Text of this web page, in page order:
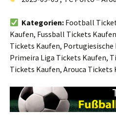
Kategorien: Football
Kaufen, Fussball Tickets
Tickets Kaufen, Portugiesische
Primeira Liga Tickets Kaufen,
Tickets Kaufen, Arouca Tickets